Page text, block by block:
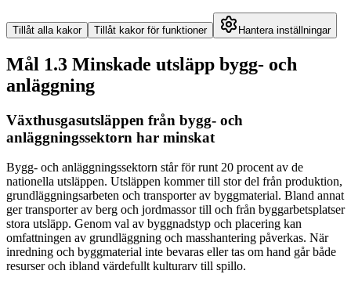
Tillåt alla kakor Tillåt kakor för funktioner Hantera inställningar
Mål 1.3 Minskade utsläpp bygg- och
anläggning
Växthusgasutsläppen från bygg- och
anläggningssektorn har minskat
Bygg- och anläggningssektorn står för runt 20 procent av de
nationella utsläppen. Utsläppen kommer till stor del från produktion,
grundläggningsarbeten och transporter av byggmaterial. Bland annat
ger transporter av berg och jordmassor till och från byggarbetsplatser
stora utsläpp. Genom val av byggnadstyp och placering kan
omfattningen av grundläggning och masshantering påverkas. När
inredning och byggmaterial inte bevaras eller tas om hand går både
resurser och ibland värdefullt kulturarv till spillo.